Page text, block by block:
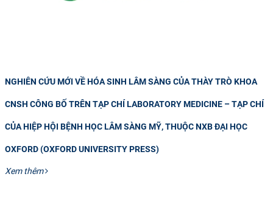
NGHIÊN CỨU MỚI VỀ HÓA SINH LÂM SÀNG CỦA THÀY TRÒ KHOA
CNSH CÔNG BỐ TRÊN TẠP CHÍ LABORATORY MEDICINE – TẠP CHÍ
CỦA HIỆP HỘI BỆNH HỌC LÂM SÀNG MỸ, THUỘC NXB ĐẠI HỌC
OXFORD (OXFORD UNIVERSITY PRESS)
Xem thêm